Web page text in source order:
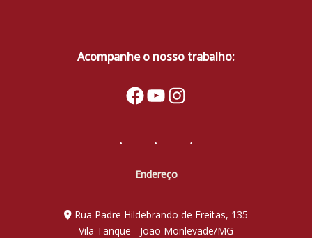
Acompanhe o nosso trabalho:
Facebook
YouTube
Instagram
Endereço
Rua Padre Hildebrando de Freitas, 135
Vila Tanque - João Monlevade/MG